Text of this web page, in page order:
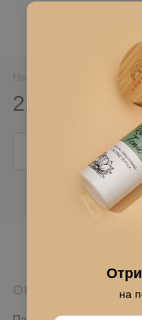
на
225 грн
для
Описание